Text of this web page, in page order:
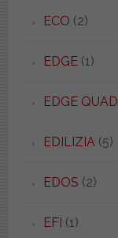
ECO (2)
EDGE(1)
EDGE
EDILIZIA (5)
EDOS (2)
EFI (1)